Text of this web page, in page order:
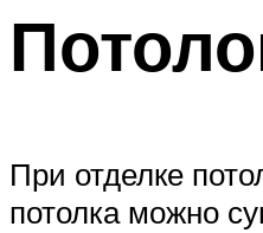
При отделке
потолка можно